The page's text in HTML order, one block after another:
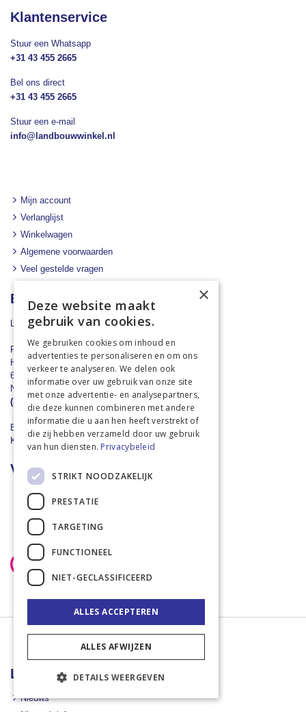
Klantenservice
Stuur een Whatsapp
+31 43 455 2665
Bel ons direct
+31 43 455 2665
Stuur een e-mail
info@landbouwwinkel.nl
Mijn account
Verlanglijst
Winkelwagen
Algemene voorwaarden
Veel gestelde vragen
Bedrijfsinformatie
Landbouwwinkel.nl
Rademaker Mechelen B.V.
Hilleshagerweg 116
6281 AH Mechelen
Nederland
(kantooradres, bezoek op afspraak)
BTW: NL859511170 B01
KvK: 73396435
Veilig online kopen
Landbouwwinkel
Nieuws
×
Deze website maakt
gebruik van cookies.
We gebruiken cookies om inhoud en
advertenties te personaliseren en om ons
verkeer te analyseren. We delen ook
informatie over uw gebruik van onze site
met onze advertentie- en analysepartners,
die deze kunnen combineren met andere
informatie die u aan hen heeft verstrekt of
die zij hebben verzameld door uw gebruik
van hun diensten. Privacybeleid
STRIKT NOODZAKELIJK
PRESTATIE
TARGETING
FUNCTIONEEL
NIET-GECLASSIFICEERD
ALLES ACCEPTEREN
ALLES AFWIJZEN
DETAILS WEERGEVEN